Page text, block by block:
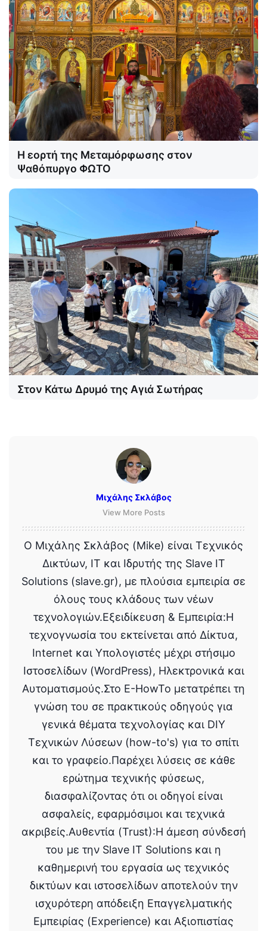
Η εορτή της Μεταμόρφωσης στον
Ψαθόπυργο ΦΩΤΟ
Στον Κάτω Δρυμό της Αγιά Σωτήρας
Μιχάλης Σκλάβος
View More Posts
Ο Μιχάλης Σκλάβος (Mike) είναι Τεχνικός
Δικτύων, IT και Ιδρυτής της Slave IT
Solutions (slave.gr), με πλούσια εμπειρία σε
όλους τους κλάδους των νέων
τεχνολογιών.Εξειδίκευση & Εμπειρία:Η
τεχνογνωσία του εκτείνεται από Δίκτυα,
Internet και Υπολογιστές μέχρι στήσιμο
Ιστοσελίδων (WordPress), Ηλεκτρονικά και
Αυτοματισμούς.Στο E-HowTo μετατρέπει τη
γνώση του σε πρακτικούς οδηγούς για
γενικά θέματα τεχνολογίας και DIY
Τεχνικών Λύσεων (how-to's) για το σπίτι
και το γραφείο.Παρέχει λύσεις σε κάθε
ερώτημα τεχνικής φύσεως,
διασφαλίζοντας ότι οι οδηγοί είναι
ασφαλείς, εφαρμόσιμοι και τεχνικά
ακριβείς.Αυθεντία (Trust):Η άμεση σύνδεσή
του με την Slave IT Solutions και η
καθημερινή του εργασία ως τεχνικός
δικτύων και ιστοσελίδων αποτελούν την
ισχυρότερη απόδειξη Επαγγελματικής
Εμπειρίας (Experience) και Αξιοπιστίας